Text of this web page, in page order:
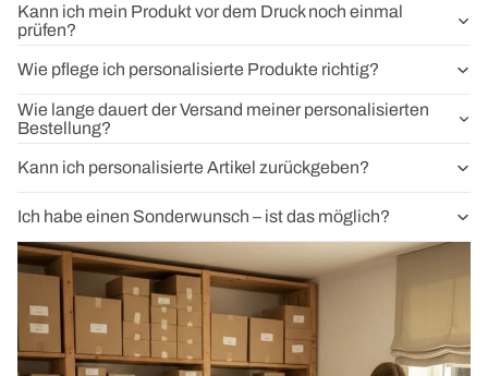
Kann ich mein Produkt vor dem Druck noch einmal
prüfen?
Wie pflege ich personalisierte Produkte richtig?
Wie lange dauert der Versand meiner personalisierten
Bestellung?
Kann ich personalisierte Artikel zurückgeben?
Ich habe einen Sonderwunsch – ist das möglich?